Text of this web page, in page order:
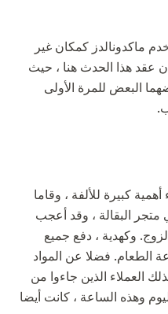
ماكدونالدز كمكان غير
عقد هذا الحدث هنا ، حيث
البعض للمرة الأولى
كبيرة للألفة ، وقاما
البقالة ، وقد أعجب
وكهدية ، دفع جميع
الطعام. فضلا عن المواد
العملاء الذين جاءوا من
وهذه الساعة ، كانت أيضا